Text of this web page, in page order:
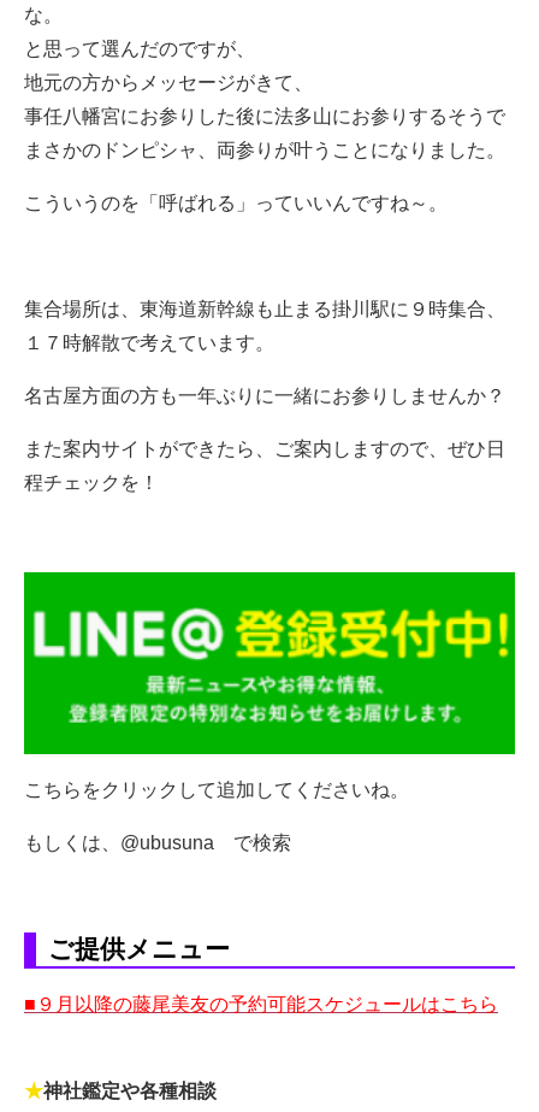
な。
と思って選んだのですが、
地元の方からメッセージがきて、
事任八幡宮にお参りした後に法多山にお参りするそうで
まさかのドンピシャ、両参りが叶うことになりました。
こういうのを「呼ばれる」っていいんですね～。
集合場所は、東海道新幹線も止まる掛川駅に９時集合、
１７時解散で考えています。
名古屋方面の方も一年ぶりに一緒にお参りしませんか？
また案内サイトができたら、ご案内しますので、ぜひ日
程チェックを！
こちらをクリックして追加してくださいね。
もしくは、@ubusuna で検索
ご提供メニュー
■９月以降の藤尾美友の予約可能スケジュールはこちら
★神社鑑定や各種相談